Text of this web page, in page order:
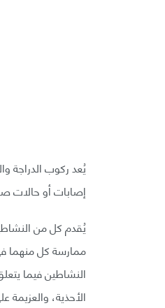
يُعد ركوب الدراجة
إصابات أو حالات
يُقدم كل من
ممارسة كل منهما
النشاطين فيما
الأحذية، والعزيمة